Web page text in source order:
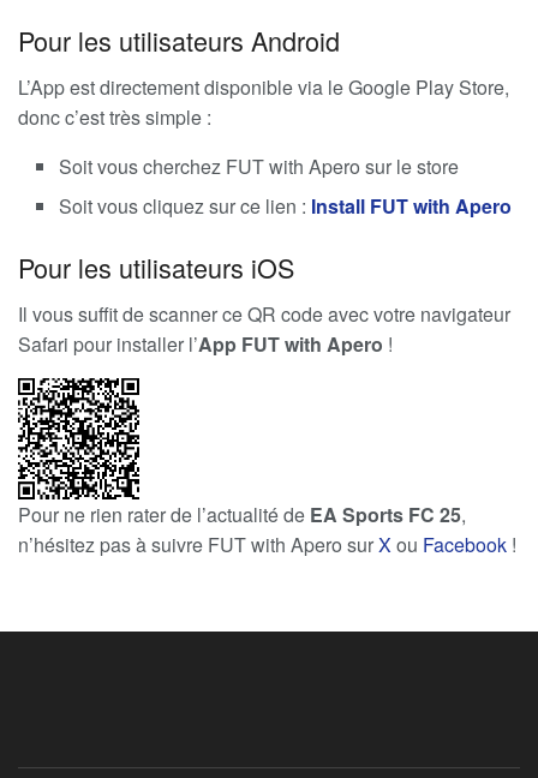
Pour les utilisateurs Android
L’App est directement disponible via le Google Play Store,
donc c’est très simple :
Soit vous cherchez FUT with Apero sur le store
Soit vous cliquez sur ce lien : Install FUT with Apero
Pour les utilisateurs iOS
Il vous suffit de scanner ce QR code avec votre navigateur
Safari pour installer l’App FUT with Apero !
Pour ne rien rater de l’actualité de EA Sports FC 25,
n’hésitez pas à suivre FUT with Apero surX ou Facebook !